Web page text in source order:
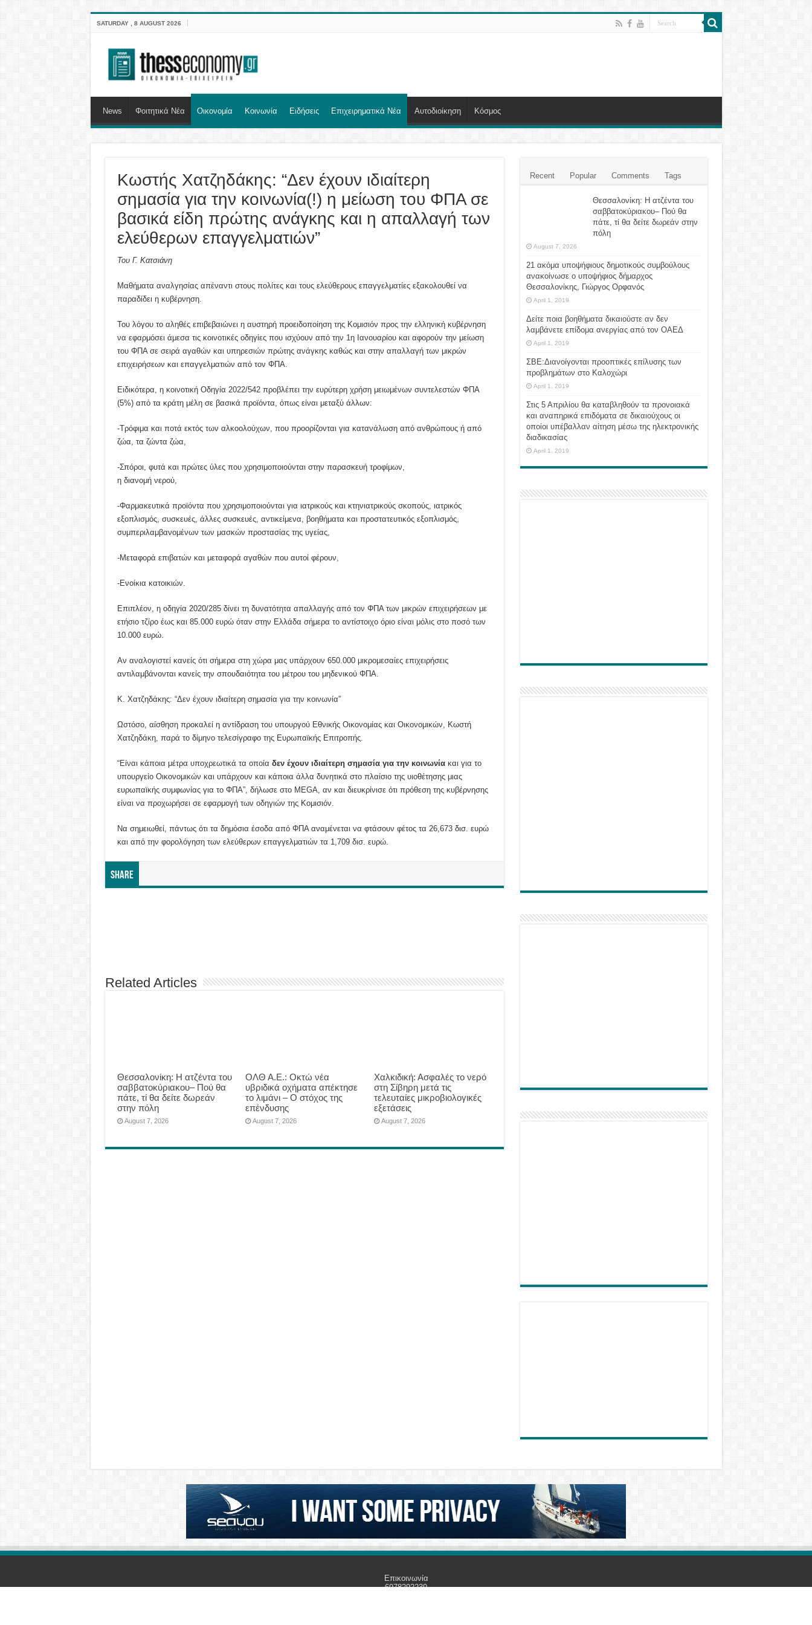
SATURDAY , 8 AUGUST 2026
News Φοιτητικά Νέα Οικονομία Κοινωνία Ειδήσεις Επιχειρηματικά Νέα Αυτοδιοίκηση Κόσμος
Κωστής Χατζηδάκης: “Δεν έχουν ιδιαίτερη
σημασία για την κοινωνία(!) η μείωση του ΦΠΑ σε
βασικά είδη πρώτης ανάγκης και η απαλλαγή των
ελεύθερων επαγγελματιών”
Του Γ. Κατσιάνη
Μαθήματα αναλγησίας απέναντι στους πολίτες και τους ελεύθερους επαγγελματίες εξακολουθεί να
παραδίδει η κυβέρνηση.
Του λόγου το αληθές επιβεβαιώνει η αυστηρή προειδοποίηση της Κομισιόν προς την ελληνική κυβέρνηση
να εφαρμόσει άμεσα τις κοινοτικές οδηγίες που ισχύουν από την 1η Ιανουαρίου και αφορούν την μείωση
του ΦΠΑ σε σειρά αγαθών και υπηρεσιών πρώτης ανάγκης καθώς και στην απαλλαγή των μικρών
επιχειρήσεων και επαγγελματιών από τον ΦΠΑ.
Ειδικότερα, η κοινοτική Οδηγία 2022/542 προβλέπει την ευρύτερη χρήση μειωμένων συντελεστών ΦΠΑ
(5%) από τα κράτη μέλη σε βασικά προϊόντα, όπως είναι μεταξύ άλλων:
-Τρόφιμα και ποτά εκτός των αλκοολούχων, που προορίζονται για κατανάλωση από ανθρώπους ή από
ζώα, τα ζώντα ζώα,
-Σπόροι, φυτά και πρώτες ύλες που χρησιμοποιούνται στην παρασκευή τροφίμων,
η διανομή νερού,
-Φαρμακευτικά προϊόντα που χρησιμοποιούνται για ιατρικούς και κτηνιατρικούς σκοπούς, ιατρικός
εξοπλισμός, συσκευές, άλλες συσκευές, αντικείμενα, βοηθήματα και προστατευτικός εξοπλισμός,
συμπεριλαμβανομένων των μασκών προστασίας της υγείας,
-Μεταφορά επιβατών και μεταφορά αγαθών που αυτοί φέρουν,
-Ενοίκια κατοικιών.
Επιπλέον, η οδηγία 2020/285 δίνει τη δυνατότητα απαλλαγής από τον ΦΠΑ των μικρών επιχειρήσεων με
ετήσιο τζίρο έως και 85.000 ευρώ όταν στην Ελλάδα σήμερα το αντίστοιχο όριο είναι μόλις στο ποσό των
10.000 ευρώ.
Αν αναλογιστεί κανείς ότι σήμερα στη χώρα μας υπάρχουν 650.000 μικρομεσαίες επιχειρήσεις
αντιλαμβάνονται κανείς την σπουδαιότητα του μέτρου του μηδενικού ΦΠΑ.
Κ. Χατζηδάκης: “Δεν έχουν ιδιαίτερη σημασία για την κοινωνία”
Ωστόσο, αίσθηση προκαλεί η αντίδραση του υπουργού Εθνικής Οικονομίας και Οικονομικών, Κωστή
Χατζηδάκη, παρά το δίμηνο τελεσίγραφο της Ευρωπαϊκής Επιτροπής.
“Είναι κάποια μέτρα υποχρεωτικά τα οποία δεν έχουν ιδιαίτερη σημασία για την κοινωνίακαι για το
υπουργείο Οικονομικών και υπάρχουν και κάποια άλλα δυνητικά στο πλαίσιο της υιοθέτησης μιας
ευρωπαϊκής συμφωνίας για το ΦΠΑ”, δήλωσε στο MEGA, αν και διευκρίνισε ότι πρόθεση της κυβέρνησης
είναι να προχωρήσει σε εφαρμογή των οδηγιών της Κομισιόν.
Να σημειωθεί, πάντως ότι τα δημόσια έσοδα από ΦΠΑ αναμένεται να φτάσουν φέτος τα 26,673 δισ. ευρώ
και από την φορολόγηση των ελεύθερων επαγγελματιών τα 1,709 δισ. ευρώ.
Share
Related Articles
Θεσσαλονίκη: Η ατζέντα του
σαββατοκύριακου– Πού θα
πάτε, τί θα δείτε δωρεάν
στην πόλη
August 7, 2026
ΟΛΘ Α.Ε.: Οκτώ νέα
υβριδικά οχήματα απέκτησε
το λιμάνι – Ο στόχος της
επένδυσης
August 7, 2026
Χαλκιδική: Ασφαλές το νερό
στη Σίβηρη μετά τις
τελευταίες μικροβιολογικές
εξετάσεις
August 7, 2026
Recent Popular Comments Tags
Θεσσαλονίκη: Η ατζέντα του
σαββατοκύριακου– Πού θα
πάτε, τί θα δείτε δωρεάν στην
πόλη
August 7, 2026
21 ακόμα υποψήφιους δημοτικούς συμβούλους
ανακοίνωσε ο υποψήφιος δήμαρχος
Θεσσαλονίκης, Γιώργος Ορφανός
April 1, 2019
Δείτε ποια βοηθήματα δικαιούστε αν δεν
λαμβάνετε επίδομα ανεργίας από τον ΟΑΕΔ
April 1, 2019
ΣΒΕ:Διανοίγονται προοπτικές επίλυσης των
προβλημάτων στο Καλοχώρι
April 1, 2019
Στις 5 Απριλίου θα καταβληθούν τα προνοιακά
και αναπηρικά επιδόματα σε δικαιούχους οι
οποίοι υπέβαλλαν αίτηση μέσω της ηλεκτρονικής
διαδικασίας
April 1, 2019
Επικοινωνία
6978292239